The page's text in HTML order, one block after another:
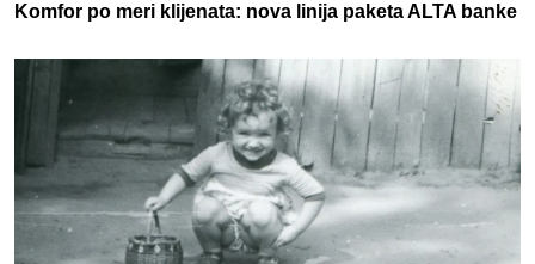
Komfor po meri klijenata: nova linija paketa ALTA banke